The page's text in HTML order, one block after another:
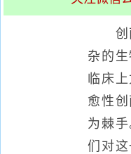
创
杂的生
临床
愈性
为棘
们对